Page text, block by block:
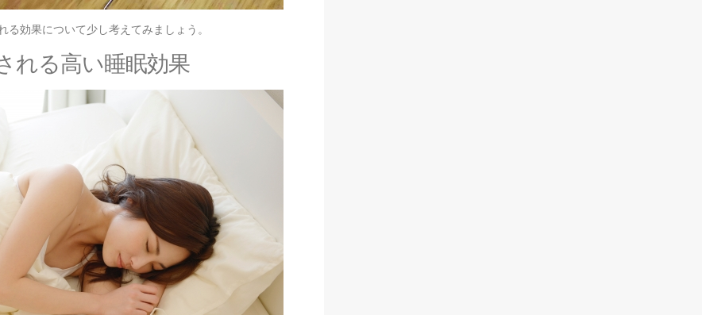
効果について少し考えてみましょう。
れる高い睡眠効果